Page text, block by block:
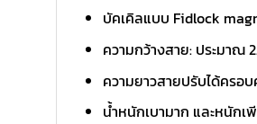
บัคเคิลแบบ Fidlock
ความกว้างสาย: ประมาณ
ความยาวสายปรับได้ครอ
น้ำหนักเบามาก และหนักเ